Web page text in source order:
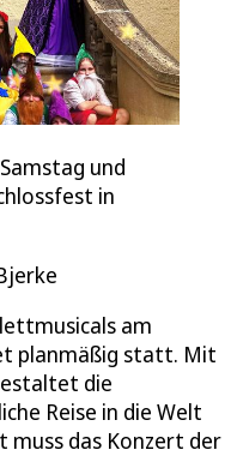
und
in
am
planmäßig statt. Mit
die
Reise in die Welt
muss das Konzert der